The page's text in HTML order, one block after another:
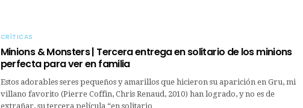
CRÍTICAS
Minions & Monsters | Tercera entrega en solitario de los minions
perfecta para ver en familia
Estos adorables seres pequeños y amarillos que hicieron su aparición en Gru, mi
villano favorito (Pierre Coffin, Chris Renaud, 2010) han logrado, y no es de
extrañar, su tercera película “en solitario…